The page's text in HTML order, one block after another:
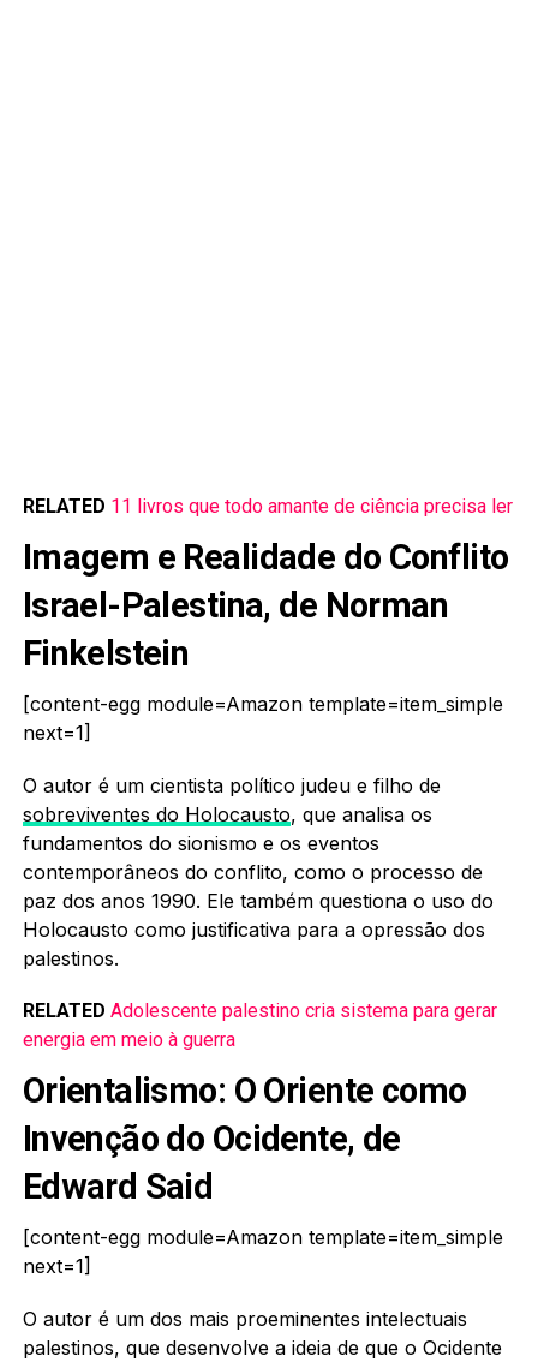
RELATED 11 livros que todo amante de ciência precisa ler
Imagem e Realidade do Conflito
Israel-Palestina, de Norman
Finkelstein
[content-egg module=Amazon template=item_simple
next=1]
O autor é um cientista político judeu e filho de
sobreviventes do Holocausto, que analisa os
fundamentos do sionismo e os eventos
contemporâneos do conflito, como o processo de
paz dos anos 1990. Ele também questiona o uso do
Holocausto como justificativa para a opressão dos
palestinos.
RELATED Adolescente palestino cria sistema para gerar
energia em meio à guerra
Orientalismo: O Oriente como
Invenção do Ocidente, de
Edward Said
[content-egg module=Amazon template=item_simple
next=1]
O autor é um dos mais proeminentes intelectuais
palestinos, que desenvolve a ideia de que o Ocidente